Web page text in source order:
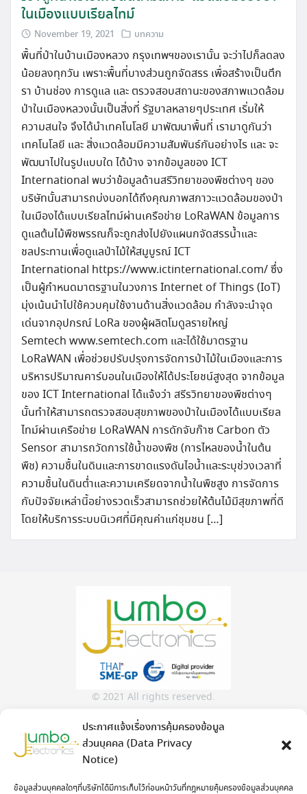
ประกาศแจ้งเรื่องการคุ้มครองข้อมูล
ส่วนบุคคล (Data Privacy
Notice)
ข้อมูลส่วนบุคคลใดๆที่บริษัทได้มีการเก็บไว้ก่อนหน้าวันที่กฎหมายคุ้มครองข้อมูลส่วนบุคคล
ในเมืองแบบเรียลไทม์
November 19, 2021 บทความ
พื้นที่ป่าในบ้านเมืองหลวง กรุงเทพฯของเรานั้น จะว่าไปก็ลดลง
น้อยลงทุกวัน เพราะพื้นที่บางส่วนถูกจัดสรร เพื่อสร้างเป็นตึก
รา บ้านช่อง การดูแล และ ตรวจสอบสถานะของสภาพแวดล้อม
ป่าในเมืองหลวงนั้นเป็นสิ่งที่ รัฐบาลหลายๆประเทศ เริ่มให้
ความสนใจ จึงได้นำเทคโนโลยี มาพัฒนาพื้นที่ เรามาดูกันว่า
เทคโนโลยี และ สิ่งแวดล้อมมีความสัมพันธ์กันอย่างไร และ จะ
พัฒนาไปในรูปแบบใด ได้บ้าง จากข้อมูลของ ICT
International พบว่าข้อมูลด้านสรีวิทยาของพืชต่างๆ ของ
บริษัทนั้นสามารถบ่งบอกได้ถึงคุณภาพสภาวะแวดล้อมของป่า
ในเมืองได้แบบเรียลไทม์ผ่านเครือข่าย LoRaWAN ข้อมูลการ
ดูแลต้นไม้พืชพรรณก็จะถูกส่งไปยังแผนกจัดสรรน้ำและ
ชลประทานเพื่อดูแลป่าไม้ให้สมูบูรณ์ ICT
International https://www.ictinternational.com/ ซึ่ง
เป็นผู้กำหนดมาตรฐานในวงการ Internet of Things (IoT)
มุ่งเน้นนำไปใช้ควบคุมใช้งานด้านสิ่งแวดล้อม กำลังจะนำจุด
เด่นจากอุปกรณ์ LoRa ของผู้ผลิตโมดูลรายใหญ่
Semtech www.semtech.com และได้ใช้มาตรฐาน
LoRaWAN เพื่อช่วยปรับปรุงการจัดการป่าไม้ในเมืองและการ
บริหารปริมาณคาร์บอนในเมืองให้ได้ประโยชน์สูงสุด จากข้อมูล
ของ ICT International ได้แจ้งว่า สรีรวิทยาของพืชต่างๆ
นั้นทำให้สามารถตรวจสอบสุขภาพของป่าในเมืองได้แบบเรียล
ไทม์ผ่านเครือข่าย LoRaWAN การดักจับก๊าซ Carbon ตัว
Sensor สามารถวัดการใช้น้ำของพืช (การไหลของน้ำในต้น
พืช) ความชื้นในดินและการขาดแรงดันไอน้ำและระบุช่วงเวลาที่
ความชื้นในดินต่ำและความเครียดจากน้ำในพืชสูง การจัดการ
กับปัจจัยเหล่านี้อย่างรวดเร็วสามารถช่วยให้ต้นไม้มีสุขภาพที่ดี
โดยให้บริการระบบนิเวศที่มีคุณค่าแก่ชุมชน […]
© 2021 All rights reserved.
Jumbo Electronics Co.,Ltd.
No.313/23 Soi Kamphaeng Phet 6 Soi 7, Khwaeng Thung
Contact: 02 982 2298www.jumboelec.co.th